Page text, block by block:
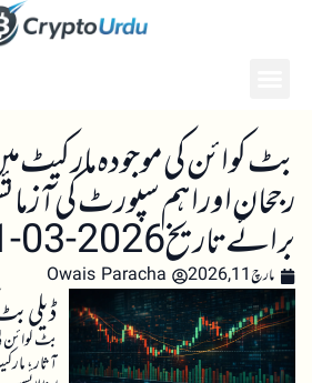
بٹ کوائن کی موجودہ مارکیٹ
رجحان اور اہم سپورٹ کی
برائے تاریخ 2026-03-11
مارچ 11, 2026 Owais Paracha
ڈیلی
بٹ کوائن
آثار،